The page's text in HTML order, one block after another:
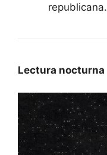
republicana.
Lectura nocturna